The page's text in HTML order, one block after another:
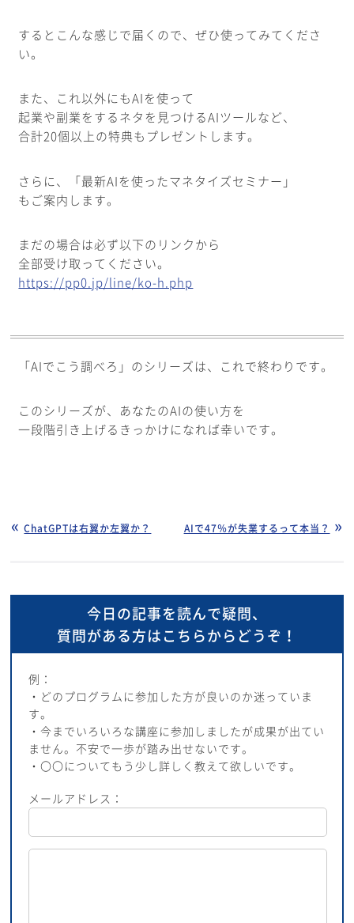
するとこんな感じで届くので、ぜひ使ってみてくださ
い。
また、これ以外にもAIを使って
起業や副業をするネタを見つけるAIツールなど、
合計20個以上の特典もプレゼントします。
さらに、「最新AIを使ったマネタイズセミナー」
もご案内します。
まだの場合は必ず以下のリンクから
全部受け取ってください。
https://pp0.jp/line/ko-h.php
「AIでこう調べろ」のシリーズは、これで終わりです。
このシリーズが、あなたのAIの使い方を
一段階引き上げるきっかけになれば幸いです。
ChatGPTは右翼か左翼か？ AIで47％が失業するって本当？
今日の記事を読んで疑問、
質問がある方はこちらからどうぞ！
例：
・どのプログラムに参加した方が良いのか迷っていま
す。
・今までいろいろな講座に参加しましたが成果が出てい
ません。不安で一歩が踏み出せないです。
・〇〇についてもう少し詳しく教えて欲しいです。
メールアドレス：